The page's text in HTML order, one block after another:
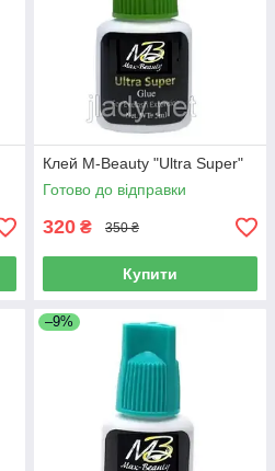
Клей M-Beauty "Ultra Super"
Готово до відправки
320 ₴ 350 ₴
Купити
–9%